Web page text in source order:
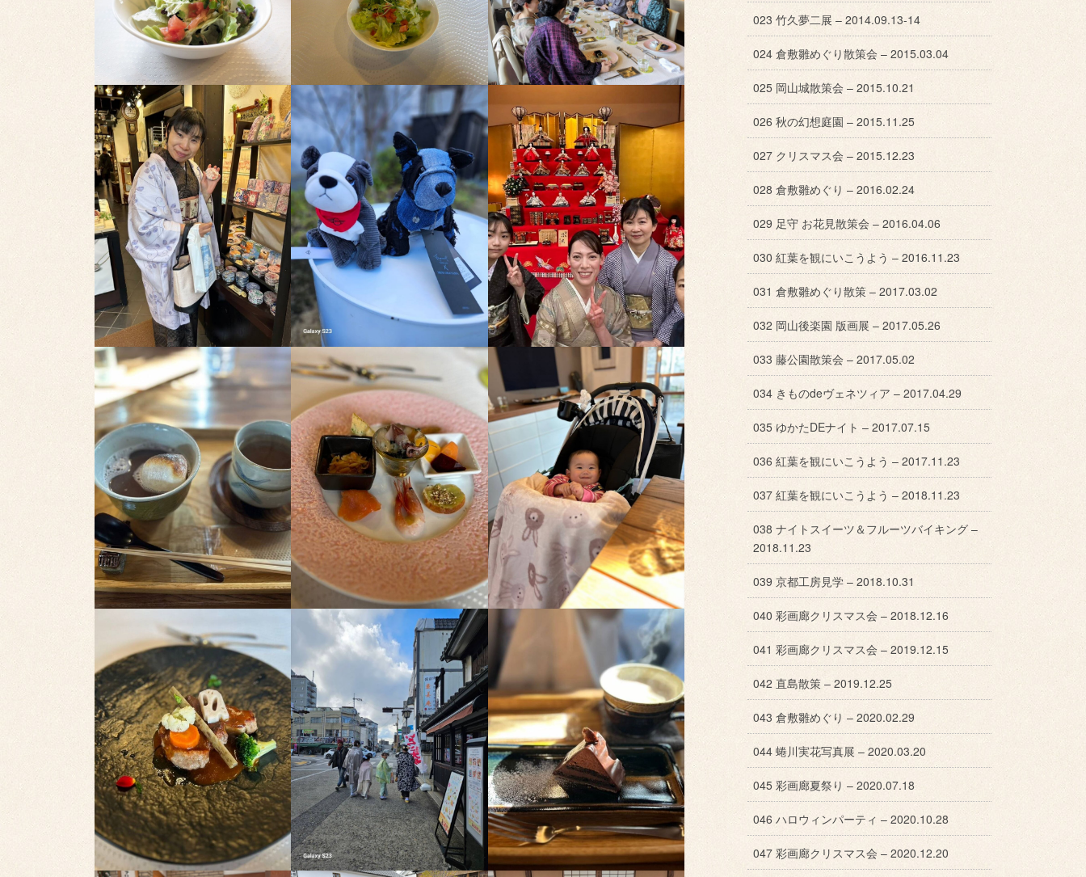
023 竹久夢二展 – 2014.09.13-14
024 倉敷雛めぐり散策会 – 2015.03.04
025 岡山城散策会 – 2015.10.21
026 秋の幻想庭園 – 2015.11.25
027 クリスマス会 – 2015.12.23
028 倉敷雛めぐり – 2016.02.24
029 足守 お花見散策会 – 2016.04.06
030 紅葉を観にいこうよう – 2016.11.23
031 倉敷雛めぐり散策 – 2017.03.02
032 岡山後楽園 版画展 – 2017.05.26
033 藤公園散策会 – 2017.05.02
034 きものdeヴェネツィア – 2017.04.29
035 ゆかたDEナイト – 2017.07.15
036 紅葉を観にいこうよう – 2017.11.23
037 紅葉を観にいこうよう – 2018.11.23
038 ナイトスイーツ＆フルーツバイキング –
2018.11.23
039 京都工房見学 – 2018.10.31
040 彩画廊クリスマス会 – 2018.12.16
041 彩画廊クリスマス会 – 2019.12.15
042 直島散策 – 2019.12.25
043 倉敷雛めぐり – 2020.02.29
044 蜷川実花写真展 – 2020.03.20
045 彩画廊夏祭り – 2020.07.18
046 ハロウィンパーティ – 2020.10.28
047 彩画廊クリスマス会 – 2020.12.20